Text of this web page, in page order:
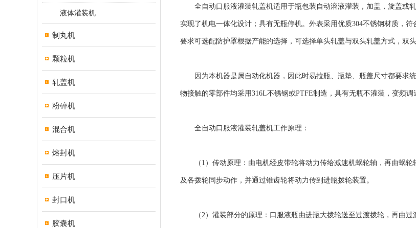
液体灌装机
制丸机
颗粒机
轧盖机
粉碎机
混合机
熔封机
压片机
封口机
胶囊机
全自动口服液灌装轧盖机适用于瓶包装自动溶液灌装，加盖，旋盖或
实现了机电一体化设计；具有无瓶停机。外表采用优质304不锈钢材质，
要求可选配防护罩根据产能的选择，可选择单头轧盖与双头轧盖方式，双
因为本机器是属自动化机器，因此时易拉瓶、瓶垫、瓶盖尺寸都要求
物接触的零部件均采用316L不锈钢或PTFE制造，具有无瓶不灌装，变频调
全自动口服液灌装轧盖机工作原理：
（1）传动原理：由电机经皮带轮将动力传给减速机蜗轮轴，再由蜗轮
及各拨轮同步动作，并通过锥齿轮将动力传到进瓶拨轮装置。
（2）灌装部分的原理：口服液瓶由进瓶大拨轮送至过渡拨轮，再由过